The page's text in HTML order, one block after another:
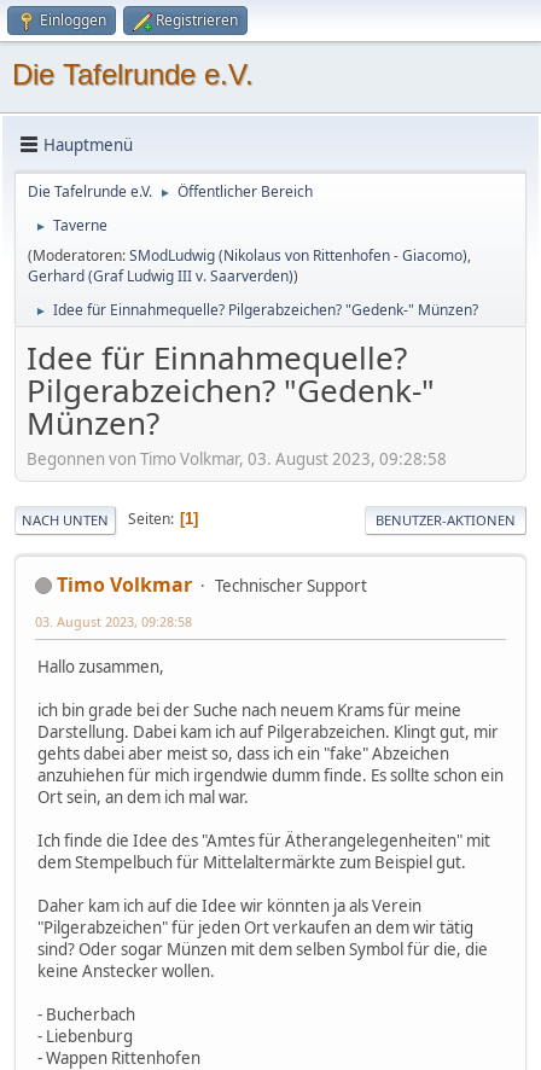
Einloggen Registrieren
Die Tafelrunde e.V.
Hauptmenü
Die Tafelrunde e.V. ► Öffentlicher Bereich
►
Taverne
(Moderatoren:SModLudwig (Nikolaus von Rittenhofen - Giacomo),
Gerhard (Graf Ludwig III v. Saarverden))
► Idee für Einnahmequelle? Pilgerabzeichen? "Gedenk-" Münzen?
Idee für Einnahmequelle?
Pilgerabzeichen? "Gedenk-"
Münzen?
Begonnen von Timo Volkmar, 03. August 2023, 09:28:58
NACH UNTEN Seiten 1 BENUTZER-AKTIONEN
Timo Volkmar Technischer Support
03. August 2023, 09:28:58
Hallo zusammen,
ich bin grade bei der Suche nach neuem Krams für meine
Darstellung. Dabei kam ich auf Pilgerabzeichen. Klingt gut, mir
gehts dabei aber meist so, dass ich ein "fake" Abzeichen
anzuhiehen für mich irgendwie dumm finde. Es sollte schon ein
Ort sein, an dem ich mal war.
Ich finde die Idee des "Amtes für Ätherangelegenheiten" mit
dem Stempelbuch für Mittelaltermärkte zum Beispiel gut.
Daher kam ich auf die Idee wir könnten ja als Verein
"Pilgerabzeichen" für jeden Ort verkaufen an dem wir tätig
sind? Oder sogar Münzen mit dem selben Symbol für die, die
keine Anstecker wollen.
- Bucherbach
- Liebenburg
- Wappen Rittenhofen